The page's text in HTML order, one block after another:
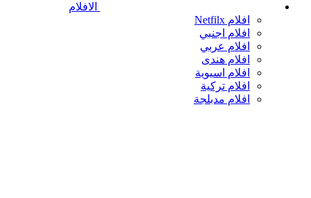
الافلام
افلام Netfilx
افلام اجنبي
افلام عربي
افلام هندى
افلام اسيوية
افلام تركية
افلام مدبلجة